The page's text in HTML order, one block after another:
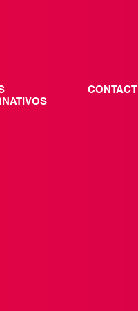
CONTACT